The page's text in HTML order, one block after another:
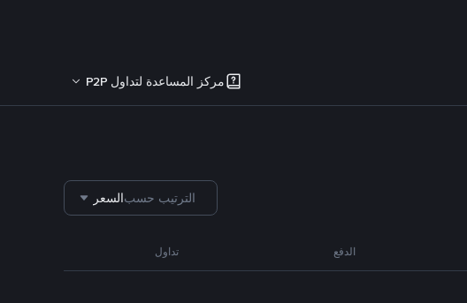
مركز المساعدة لتداول P2P
الترتيب حسبالسعر
الدفع تداول